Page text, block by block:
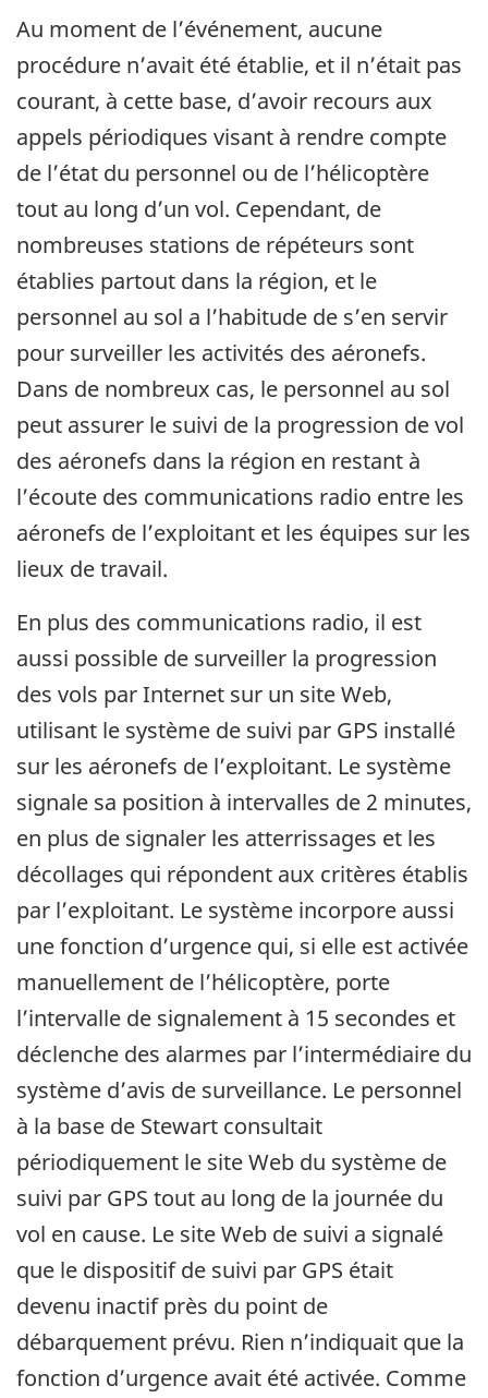
Au moment de l’événement, aucune
procédure n’avait été établie, et il n’était pas
courant, à cette base, d’avoir recours aux
appels périodiques visant à rendre compte
de l’état du personnel ou de l’hélicoptère
tout au long d’un vol. Cependant, de
nombreuses stations de répéteurs sont
établies partout dans la région, et le
personnel au sol a l’habitude de s’en servir
pour surveiller les activités des aéronefs.
Dans de nombreux cas, le personnel au sol
peut assurer le suivi de la progression de vol
des aéronefs dans la région en restant à
l’écoute des communications radio entre les
aéronefs de l’exploitant et les équipes sur les
lieux de travail.
En plus des communications radio, il est
aussi possible de surveiller la progression
des vols par Internet sur un site Web,
utilisant le système de suivi par GPS installé
sur les aéronefs de l’exploitant. Le système
signale sa position à intervalles de 2 minutes,
en plus de signaler les atterrissages et les
décollages qui répondent aux critères établis
par l’exploitant. Le système incorpore aussi
une fonction d’urgence qui, si elle est activée
manuellement de l’hélicoptère, porte
l’intervalle de signalement à 15 secondes et
déclenche des alarmes par l’intermédiaire du
système d’avis de surveillance. Le personnel
à la base de Stewart consultait
périodiquement le site Web du système de
suivi par GPS tout au long de la journée du
vol en cause. Le site Web de suivi a signalé
que le dispositif de suivi par GPS était
devenu inactif près du point de
débarquement prévu. Rien n’indiquait que la
fonction d’urgence avait été activée. Comme